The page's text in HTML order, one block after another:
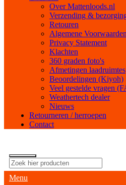
Over Mattenloods.nl
Verzending &
Retouren
Algemene Voorwaarden
Privacy Statement
Klachten
360 graden foto's
Afmetingen laadruimtes
Beoordelingen (Kiyoh)
Veel gestelde vragen
Weathertech dealer
Nieuws
Retourneren / herroepen
Contact
Menu